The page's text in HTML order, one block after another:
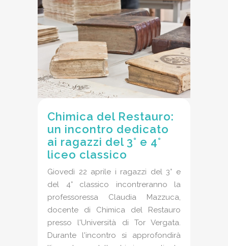
Chimica del Restauro:
un incontro dedicato
ai ragazzi del 3° e 4°
liceo classico
Giovedì 22 aprile i ragazzi del 3° e
del 4° classico incontreranno la
professoressa Claudia Mazzuca,
docente di Chimica del Restauro
presso l'Università di Tor Vergata.
Durante l'incontro si approfondirà